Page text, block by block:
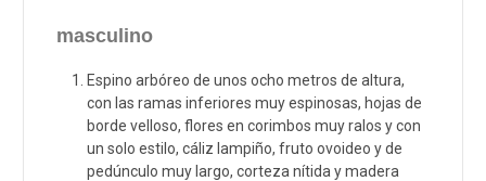
masculino
Espino arbóreo de unos ocho metros de altura,
con las ramas inferiores muy espinosas, hojas de
borde velloso, flores en corimbos muy ralos y con
un solo estilo, cáliz lampiño, fruto ovoideo y de
pedúnculo muy largo, corteza nítida y madera